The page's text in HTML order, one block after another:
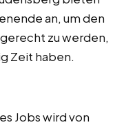
an, um den
zu werden,
Zeit haben.
Jobs wird von